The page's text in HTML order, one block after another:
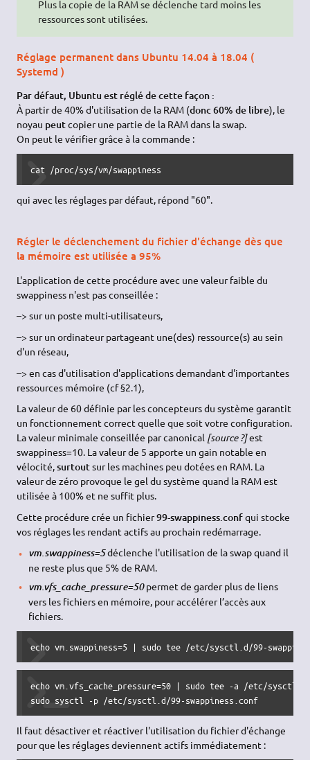
Plus la copie de la RAM se déclenche tard moins les
ressources sont utilisées.
Réglage permanent dans Ubuntu 14.04 à 18.04 (
Systemd )
Par défaut, Ubuntu est réglé de cette façon :
À partir de 40% d'utilisation de la RAM (donc 60% de libre), le
noyau peutcopier une partie de la RAM dans la swap.
On peut le vérifier grâce à la commande :
cat /proc/sys/vm/swappiness
qui avec les réglages par défaut, répond "60".
Régler le déclenchement du fichier d'échange dès que
la mémoire est utilisée a 95%
L'application de cette procédure avec une valeur faible du
swappiness n'est pas conseillée :
–> sur un poste multi-utilisateurs,
–> sur un ordinateur partageant une(des) ressource(s) au sein
d'un réseau,
–> en cas d'utilisation d'applications demandant d'importantes
ressources mémoire (cf §2.1),
La valeur de 60 définie par les concepteurs du système garantit
un fonctionnement correct quelle que soit votre configuration.
La valeur minimale conseillée par canonical [source ?]est
swappiness=10. La valeur de 5 apporte un gain notable en
vélocité,surtoutsur les machines peu dotées en RAM. La
valeur de zéro provoque le gel du système quand la RAM est
utilisée à 100% et ne suffit plus.
Cette procédure crée un fichier99-swappiness.confqui stocke
vos réglages les rendant actifs au prochain redémarrage.
vm.swappiness=5déclenche l'utilisation de la swap quand il
ne reste plus que 5% de RAM.
vm.vfs_cache_pressure=50permet de garder plus de liens
vers les fichiers en mémoire, pour accélérer l’accès aux
fichiers.
echo vm.swappiness=5 | sudo tee /etc/sysctl.d/99-
echo vm.vfs_cache_pressure=50 | sudo tee -a /etc/
sudo sysctl -p /etc/sysctl.d/99-swappiness.conf
Il faut désactiver et réactiver l'utilisation du fichier d'échange
pour que les réglages deviennent actifs immédiatement :